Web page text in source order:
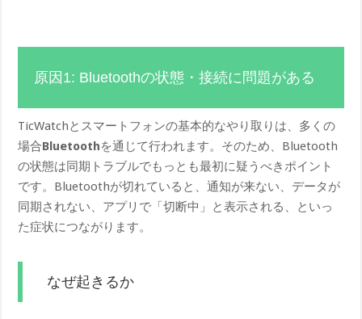
原因1: Bluetoothの状態・接続に問題がある
TicWatchとスマートフォンの基本的なやり取りは、多くの
場合Bluetoothを通じて行われます。そのため、Bluetooth
の状態は同期トラブルでもっとも最初に疑うべきポイント
です。Bluetoothが切れていると、通知が来ない、データが
同期されない、アプリで「切断中」と表示される、といっ
た症状につながります。
なぜ起きるか